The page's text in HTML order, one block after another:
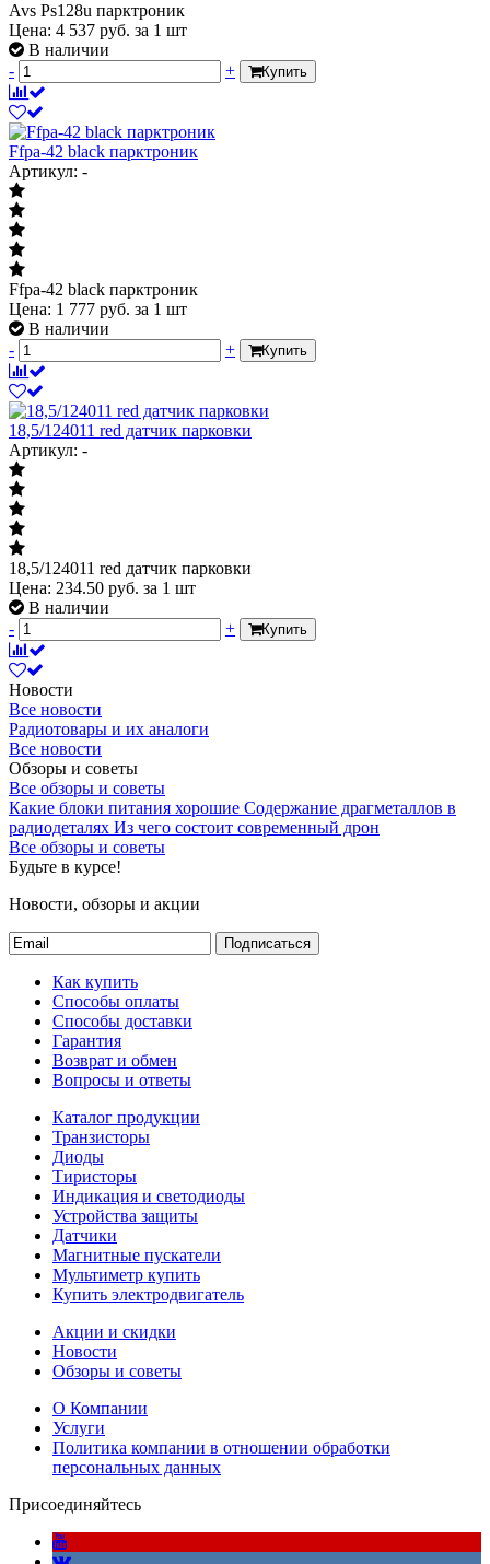
Avs Ps128u парктроник
Цена: 4 537 руб. за 1 шт
В наличии
-
+ Купить
Ffpa-42 black парктроник
Артикул: -
Ffpa-42 black парктроник
Цена: 1 777 руб. за 1 шт
В наличии
-
+ Купить
18,5/124011 red датчик парковки
Артикул: -
18,5/124011 red датчик парковки
Цена: 234.50 руб. за 1 шт
В наличии
-
+ Купить
Новости
Все новости
Радиотовары и их аналоги
Все новости
Обзоры и советы
Все обзоры и советы
Какие блоки питания хорошие Содержание драгметаллов в
радиодеталях Из чего состоит современный дрон
Все обзоры и советы
Будьте в курсе!
Новости, обзоры и акции
Подписаться
Как купить
Способы оплаты
Способы доставки
Гарантия
Возврат и обмен
Вопросы и ответы
Каталог продукции
Транзисторы
Диоды
Тиристоры
Индикация и светодиоды
Устройства защиты
Датчики
Магнитные пускатели
Мультиметр купить
Купить электродвигатель
Акции и скидки
Новости
Обзоры и советы
О Компании
Услуги
Политика компании в отношении обработки
персональных данных
Присоединяйтесь